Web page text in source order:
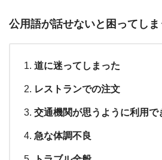
公用語が話せないと困ってしま
道に迷ってしまった
レストランでの注文
交通機関が思うように利用で
急な体調不良